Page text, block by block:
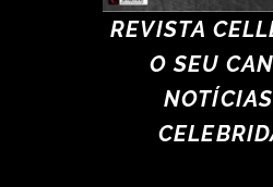
REVISTA
O SEU